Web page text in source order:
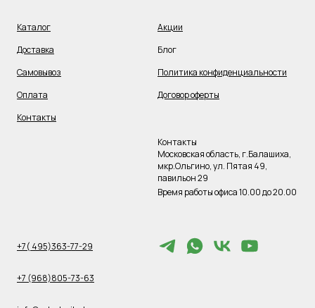
Каталог
Доставка
Самовывоз
Оплата
Контакты
Акции
Блог
Политика конфиденциальности
Договор оферты
Контакты
Московская область, г.Балашиха,
мкр.Ольгино, ул. Пятая 49,
павильон 29
Время работы офиса 10.00 до 20.00
+7( 495)363-77-29
+7 (968)805-73-63